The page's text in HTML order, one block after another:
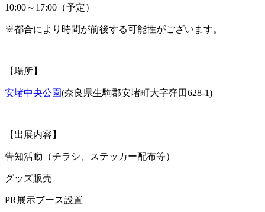
10:00～17:00（予定）
※都合により時間が前後する可能性がございます。
【場所】
安堵中央公園(奈良県生駒郡安堵町大字窪田628-1)
【出展内容】
告知活動（チラシ、ステッカー配布等）
グッズ販売
PR展示ブース設置